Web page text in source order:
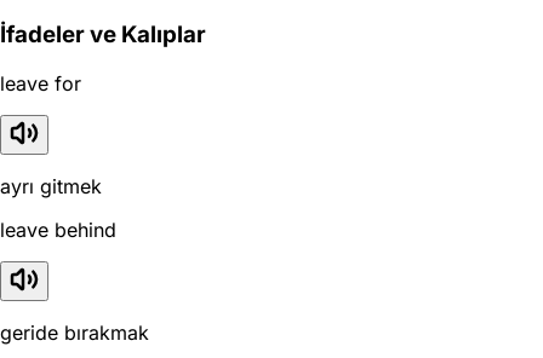
İfadeler ve Kalıplar
leave for
ayrı gitmek
leave behind
geride bırakmak